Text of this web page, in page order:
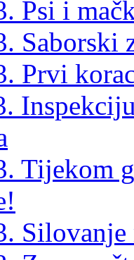
Psi i
Saborski
Prvi
Tijekom